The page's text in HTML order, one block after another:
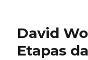
o
barco?
David
Etapas